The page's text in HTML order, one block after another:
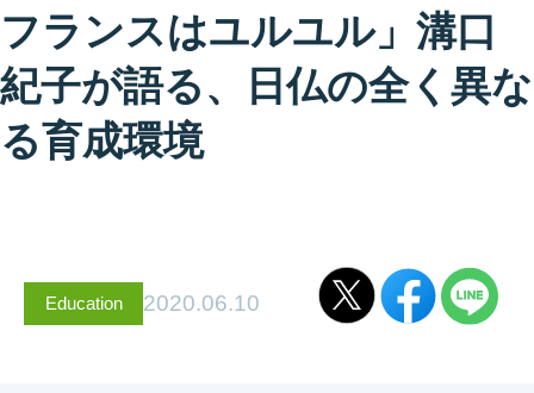
フランスはユルユル」溝口
紀子が語る、日仏の全く異な
る育成環境
Education 2020.06.10